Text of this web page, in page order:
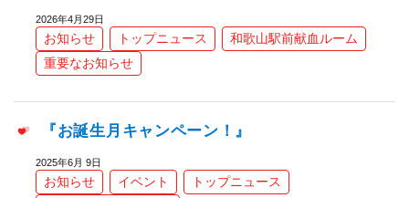
2026年4月29日
お知らせ トップニュース
和歌山駅前献血ルーム
重要なお知らせ
『お誕生月キャンペーン！』
2025年6月 9日
お知らせ イベント
トップニュース